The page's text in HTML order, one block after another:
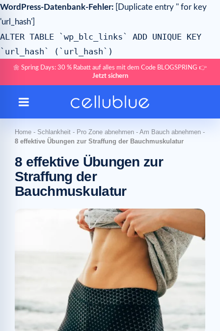
WordPress-Datenbank-Fehler: [Duplicate entry '' for key
'url_hash']
ALTER TABLE `wp_blc_links` ADD UNIQUE KEY
`url_hash` (`url_hash`)
🌼 Spring Days: 30 % Rabatt auf alles mit dem Code BLOGSPRING 👉
Jetzt sichern
Home - Schlankheit - Pro Zone abnehmen - Am Bauch abnehmen -
8 effektive Übungen zur Straffung der Bauchmuskulatur
8 effektive Übungen zur
Straffung der
Bauchmuskulatur